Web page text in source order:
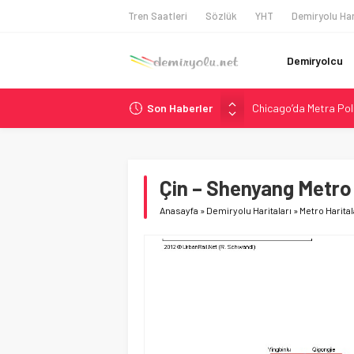
Tren Saatleri Sözlük YHT Demiryolu
Demiryolcu
Son Haberler
Chicago’da Metra
NJ Transit’ten Tarihi
AAR, MIT ve
Northern Railway
Çin – Shenyang
Anasayfa » Demiryolu Haritaları » Metro